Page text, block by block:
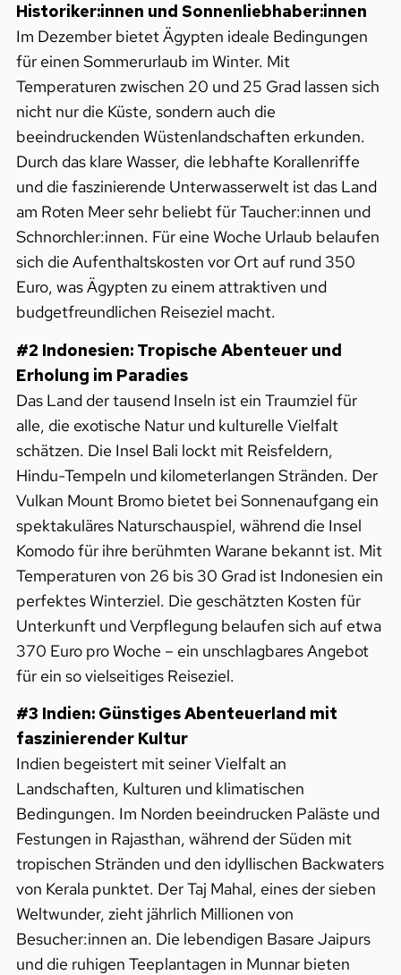
Historiker:innen und Sonnenliebhaber:innen
Im Dezember bietet Ägypten ideale Bedingungen
für einen Sommerurlaub im Winter. Mit
Temperaturen zwischen 20 und 25 Grad lassen sich
nicht nur die Küste, sondern auch die
beeindruckenden Wüstenlandschaften erkunden.
Durch das klare Wasser, die lebhafte Korallenriffe
und die faszinierende Unterwasserwelt ist das Land
am Roten Meer sehr beliebt für Taucher:innen und
Schnorchler:innen. Für eine Woche Urlaub belaufen
sich die Aufenthaltskosten vor Ort auf rund 350
Euro, was Ägypten zu einem attraktiven und
budgetfreundlichen Reiseziel macht.
#2 Indonesien: Tropische Abenteuer und
Erholung im Paradies
Das Land der tausend Inseln ist ein Traumziel für
alle, die exotische Natur und kulturelle Vielfalt
schätzen. Die Insel Bali lockt mit Reisfeldern,
Hindu-Tempeln und kilometerlangen Stränden. Der
Vulkan Mount Bromo bietet bei Sonnenaufgang ein
spektakuläres Naturschauspiel, während die Insel
Komodo für ihre berühmten Warane bekannt ist. Mit
Temperaturen von 26 bis 30 Grad ist Indonesien ein
perfektes Winterziel. Die geschätzten Kosten für
Unterkunft und Verpflegung belaufen sich auf etwa
370 Euro pro Woche – ein unschlagbares Angebot
für ein so vielseitiges Reiseziel.
#3 Indien: Günstiges Abenteuerland mit
faszinierender Kultur
Indien begeistert mit seiner Vielfalt an
Landschaften, Kulturen und klimatischen
Bedingungen. Im Norden beeindrucken Paläste und
Festungen in Rajasthan, während der Süden mit
tropischen Stränden und den idyllischen Backwaters
von Kerala punktet. Der Taj Mahal, eines der sieben
Weltwunder, zieht jährlich Millionen von
Besucher:innen an. Die lebendigen Basare Jaipurs
und die ruhigen Teeplantagen in Munnar bieten